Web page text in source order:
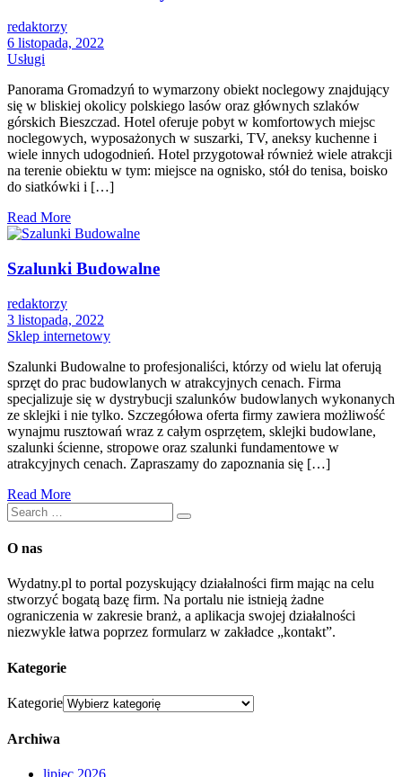
redaktorzy
6 listopada, 2022
Usługi
Panorama Gromadzyń to wymarzony obiekt noclegowy znajdujący
się w bliskiej okolicy polskiego lasów oraz głównych szlaków
górskich Bieszczad. Hotel oferuje pobyt w komfortowych miejsc
noclegowych, wyposażonych w suszarki, TV, aneksy kuchenne i
wiele innych udogodnień. Hotel przygotował również wiele atrakcji
na terenie obiektu w tym: miejsce na ognisko, stół do tenisa, boisko
do siatkówki i […]
Read More
Szalunki Budowalne
redaktorzy
3 listopada, 2022
Sklep internetowy
Szalunki Budowalne to profesjonaliści, którzy od wielu lat oferują
sprzęt do prac budowlanych w atrakcyjnych cenach. Firma
specjalizuje się w dystrybucji szalunków budowlanych wykonanych
ze sklejki i nie tylko. Szczegółowa oferta firmy zawiera możliwość
wynajmu rusztowań wraz z całym osprzętem, sklejki budowlane,
szalunki ścienne, stropowe oraz szalunki fundamentowe w
atrakcyjnych cenach. Zapraszamy do zapoznania się […]
Read More
O nas
Wydatny.pl to portal pozyskujący działalności firm mając na celu
stworzyć bogatą bazę firm. Na portalu nie istnieją żadne
ograniczenia w zakresie branż, a aplikacja swojej działalności
niezwykle łatwa poprzez formularz w zakładce „kontakt”.
Kategorie
Kategorie
Archiwa